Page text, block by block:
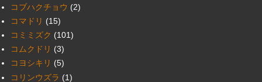
コブハクチョウ (2)
コマドリ (15)
コミミズク (101)
コムクドリ (3)
コヨシキリ (5)
コリンウズラ (1)